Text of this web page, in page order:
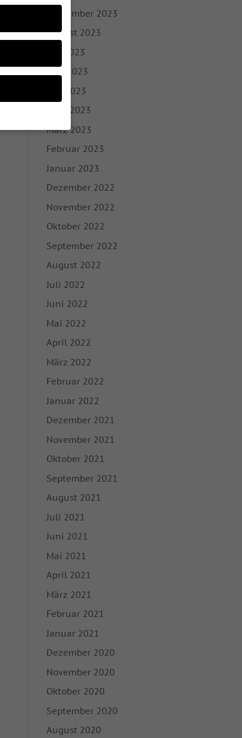
September 2023
August 2023
Juli 2023
Juni 2023
Mai 2023
April 2023
März 2023
Februar 2023
Januar 2023
Dezember 2022
November 2022
Oktober 2022
September 2022
August 2022
Juli 2022
Juni 2022
Mai 2022
April 2022
März 2022
Februar 2022
Januar 2022
Dezember 2021
November 2021
Oktober 2021
September 2021
August 2021
Juli 2021
Juni 2021
Mai 2021
April 2021
März 2021
Februar 2021
Januar 2021
Dezember 2020
November 2020
Oktober 2020
September 2020
August 2020
müssen Sie
Anzeigen-
Zurück
Marketing
Externe Medien
Impressum